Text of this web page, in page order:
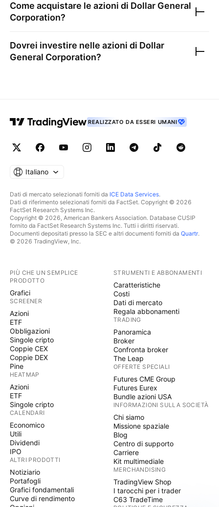
Come acquistare le azioni di Dollar General
Corporation?
Dovrei investire nelle azioni di Dollar
General Corporation?
REALIZZATO DA ESSERI UMANI
Italiano
Dati di mercato selezionati forniti da ICE Data Services.
Dati di riferimento selezionati forniti da FactSet. Copyright © 2026
FactSet Research Systems Inc.
Copyright © 2026, American Bankers Association. Database CUSIP
fornito da FactSet Research Systems Inc. Tutti i diritti riservati.
Documenti depositati presso la SEC e altri documenti forniti da Quartr.
© 2026 TradingView, Inc.
PIÙ CHE UN SEMPLICE
PRODOTTO
Grafici
SCREENER
Azioni
ETF
Obbligazioni
Singole cripto
Coppie CEX
Coppie DEX
Pine
HEATMAP
Azioni
ETF
Singole cripto
CALENDARI
Economico
Utili
Dividendi
IPO
ALTRI PRODOTTI
Notiziario
Portafogli
Grafici fondamentali
Curve di rendimento
STRUMENTI E ABBONAMENTI
Caratteristiche
Costi
Dati di mercato
Regala abbonamenti
TRADING
Panoramica
Broker
Confronta broker
The Leap
OFFERTE SPECIALI
Futures CME Group
Futures Eurex
Bundle azioni USA
INFORMAZIONI SULLA SOCIETÀ
Chi siamo
Missione spaziale
Blog
Centro di supporto
Carriere
Kit multimediale
MERCHANDISING
TradingView Shop
I tarocchi per i trader
C63 TradeTime